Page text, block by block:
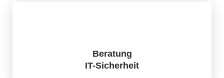
Beratung
IT-Sicherheit